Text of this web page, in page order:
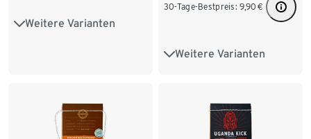
Weitere Varianten
250 g Ganze Bohne
250 g Gemahlen
30-Tage-Bestpreis: 9,90 €
Weitere Varianten
250 g Ganze Bohne